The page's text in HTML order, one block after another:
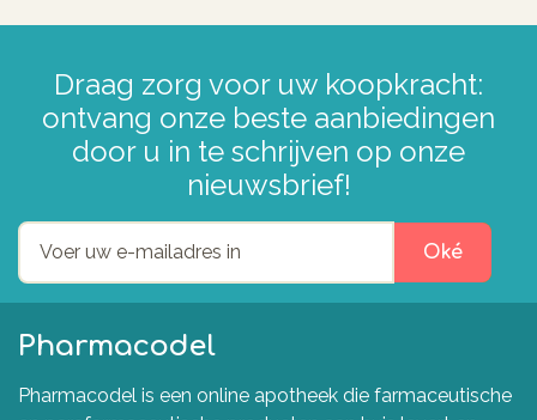
Draag zorg voor uw koopkracht:
ontvang onze beste aanbiedingen
door u in te schrijven op onze
nieuwsbrief!
Oké
Pharmacodel
Pharmacodel is een online apotheek die farmaceutische